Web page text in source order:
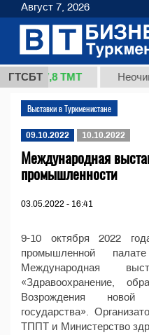
ГТСБТ
(кг.) 37,8 ТМТ
Выставки в Туркменистане
09.10.2022 10.10.2022
Международная
промышленности
03.05.2022 - 16:41
9-10 октября 2022
промышленной
Международная
«Здравоохранение,
Возрождения новой
государства».
ТППТ и Министерство
Август 7, 2026